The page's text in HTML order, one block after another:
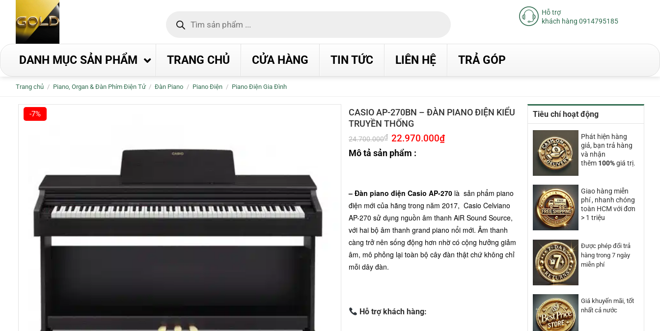
dung
kiếm
Hỗ trợ
khách hàng 0914795185
DANH MỤC SẢN PHẨM TRANG CHỦ CỬA HÀNG TIN TỨC LIÊN HỆ TRẢ GÓP
Trang chủ / Piano, Organ & Đàn Phím Điện Tử / Đàn Piano / Piano Điện / Piano Điện Gia Đình
Tiêu chí hoạt động
Phát hiện hàng
giả, bạn trả hàng
và nhận
thêm 100%giá trị.
Giao hàng miễn
phí , nhanh chóng
toàn HCM với đơn
> 1 triệu
Được phép đổi trả
hàng trong 7 ngày
miễn phí
Giá khuyến mãi, tốt
nhất cả nước
-7%
CASIO AP-270BN – ĐÀN PIANO ĐIỆN KIỂU
TRUYỀN THỐNG
24.700.000₫ Giá
gốc
là:
24.700.000₫.
22.970.000₫Giá
Mô tả sản phẩm :
– Đàn piano điện Casio AP-270 là sản phẩm piano
điện mới của hãng trong năm 2017, Casio Celviano
AP-270 sử dụng nguồn âm thanh AiR Sound Source,
với hai bộ âm thanh grand piano nổi mới. Âm thanh
càng trở nên sống động hơn nhờ có cộng hưởng giảm
âm, mô phỏng lại toàn bộ cây đàn thật chứ không chỉ
mỗi dây đàn.
Hỗ trợ khách hàng: